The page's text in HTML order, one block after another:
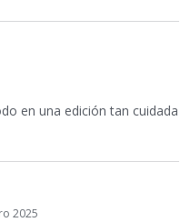
en una edición tan cuidada
2025